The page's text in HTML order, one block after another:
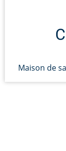
Maison de